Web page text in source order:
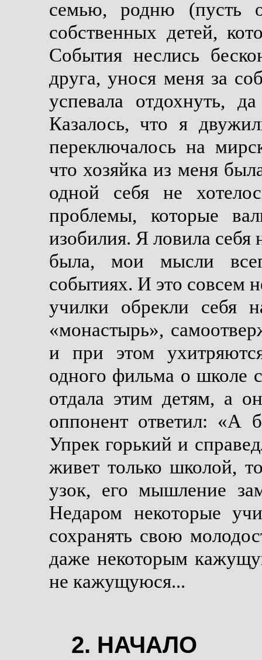
семью, родню (пусть
собственных детей,
События неслись
друга, унося меня за
успевала отдохнуть,
Казалось, что я
переключалось на
что хозяйка из меня
одной себя не
проблемы, которые
изобилия. Я ловила себя
была, мои мысли
событиях. И это совсем
училки обрекли себя
«монастырь»,
и при этом
одного фильма о школе
отдала этим детям, а
оппонент ответил: «А
Упрек горький и
живет только школой,
узок, его мышление
Недаром некоторые
сохранять свою
даже некоторым
не кажущуюся...
2. НАЧАЛО